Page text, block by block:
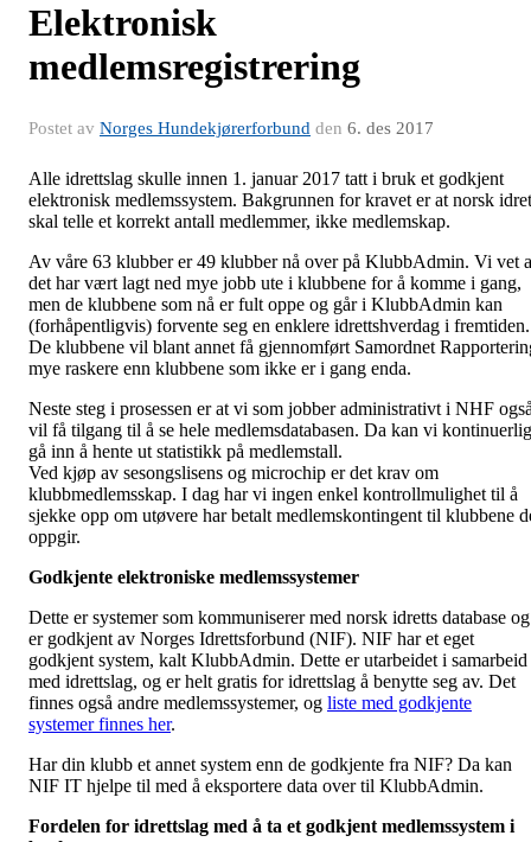
Elektronisk
medlemsregistrering
Postet av Norges Hundekjørerforbund den 6. des 2017
Alle idrettslag skulle innen 1. januar 2017 tatt i bruk et godkjent
elektronisk medlemssystem. Bakgrunnen for kravet er at norsk
skal telle et korrekt antall medlemmer, ikke medlemskap.
Av våre 63 klubber er 49 klubber nå over på KlubbAdmin. Vi vet
det har vært lagt ned mye jobb ute i klubbene for å komme i gang,
men de klubbene som nå er fult oppe og går i KlubbAdmin kan
(forhåpentligvis) forvente seg en enklere idrettshverdag i fremtiden.
De klubbene vil blant annet få gjennomført Samordnet
mye raskere enn klubbene som ikke er i gang enda.
Neste steg i prosessen er at vi som jobber administrativt i NHF
vil få tilgang til å se hele medlemsdatabasen. Da kan vi kontinuerlig
gå inn å hente ut statistikk på medlemstall.
Ved kjøp av sesongslisens og microchip er det krav om
klubbmedlemsskap. I dag har vi ingen enkel kontrollmulighet til å
sjekke opp om utøvere har betalt medlemskontingent til klubbene
oppgir.
Godkjente elektroniske medlemssystemer
Dette er systemer som kommuniserer med norsk idretts database og
er godkjent av Norges Idrettsforbund (NIF). NIF har et eget
godkjent system, kalt KlubbAdmin. Dette er utarbeidet i samarbeid
med idrettslag, og er helt gratis for idrettslag å benytte seg av. Det
finnes også andre medlemssystemer, og liste med godkjente
systemer finnes her.
Har din klubb et annet system enn de godkjente fra NIF? Da kan
NIF IT hjelpe til med å eksportere data over til KlubbAdmin.
Fordelen for idrettslag med å ta et godkjent medlemssystem i